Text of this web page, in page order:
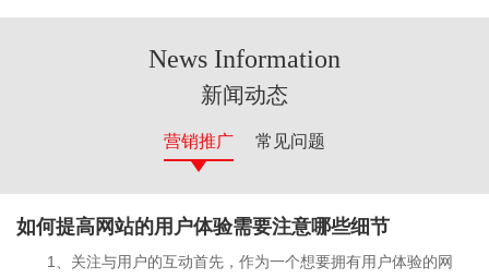
News Information
新闻动态
营销推广 常见问题
如何提高网站的用户体验需要注意哪些细节
1、关注与用户的互动首先，作为一个想要拥有用户体验的网